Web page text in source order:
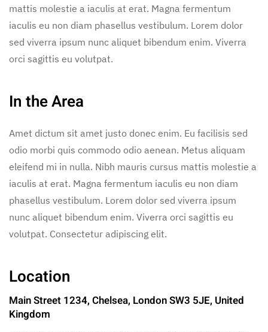
mattis molestie a iaculis at erat. Magna fermentum
iaculis eu non diam phasellus vestibulum. Lorem dolor
sed viverra ipsum nunc aliquet bibendum enim. Viverra
orci sagittis eu volutpat.
In the Area
Amet dictum sit amet justo donec enim. Eu facilisis sed
odio morbi quis commodo odio aenean. Metus aliquam
eleifend mi in nulla. Nibh mauris cursus mattis molestie a
iaculis at erat. Magna fermentum iaculis eu non diam
phasellus vestibulum. Lorem dolor sed viverra ipsum
nunc aliquet bibendum enim. Viverra orci sagittis eu
volutpat. Consectetur adipiscing elit.
Location
Main Street 1234, Chelsea, London SW3 5JE, United
Kingdom